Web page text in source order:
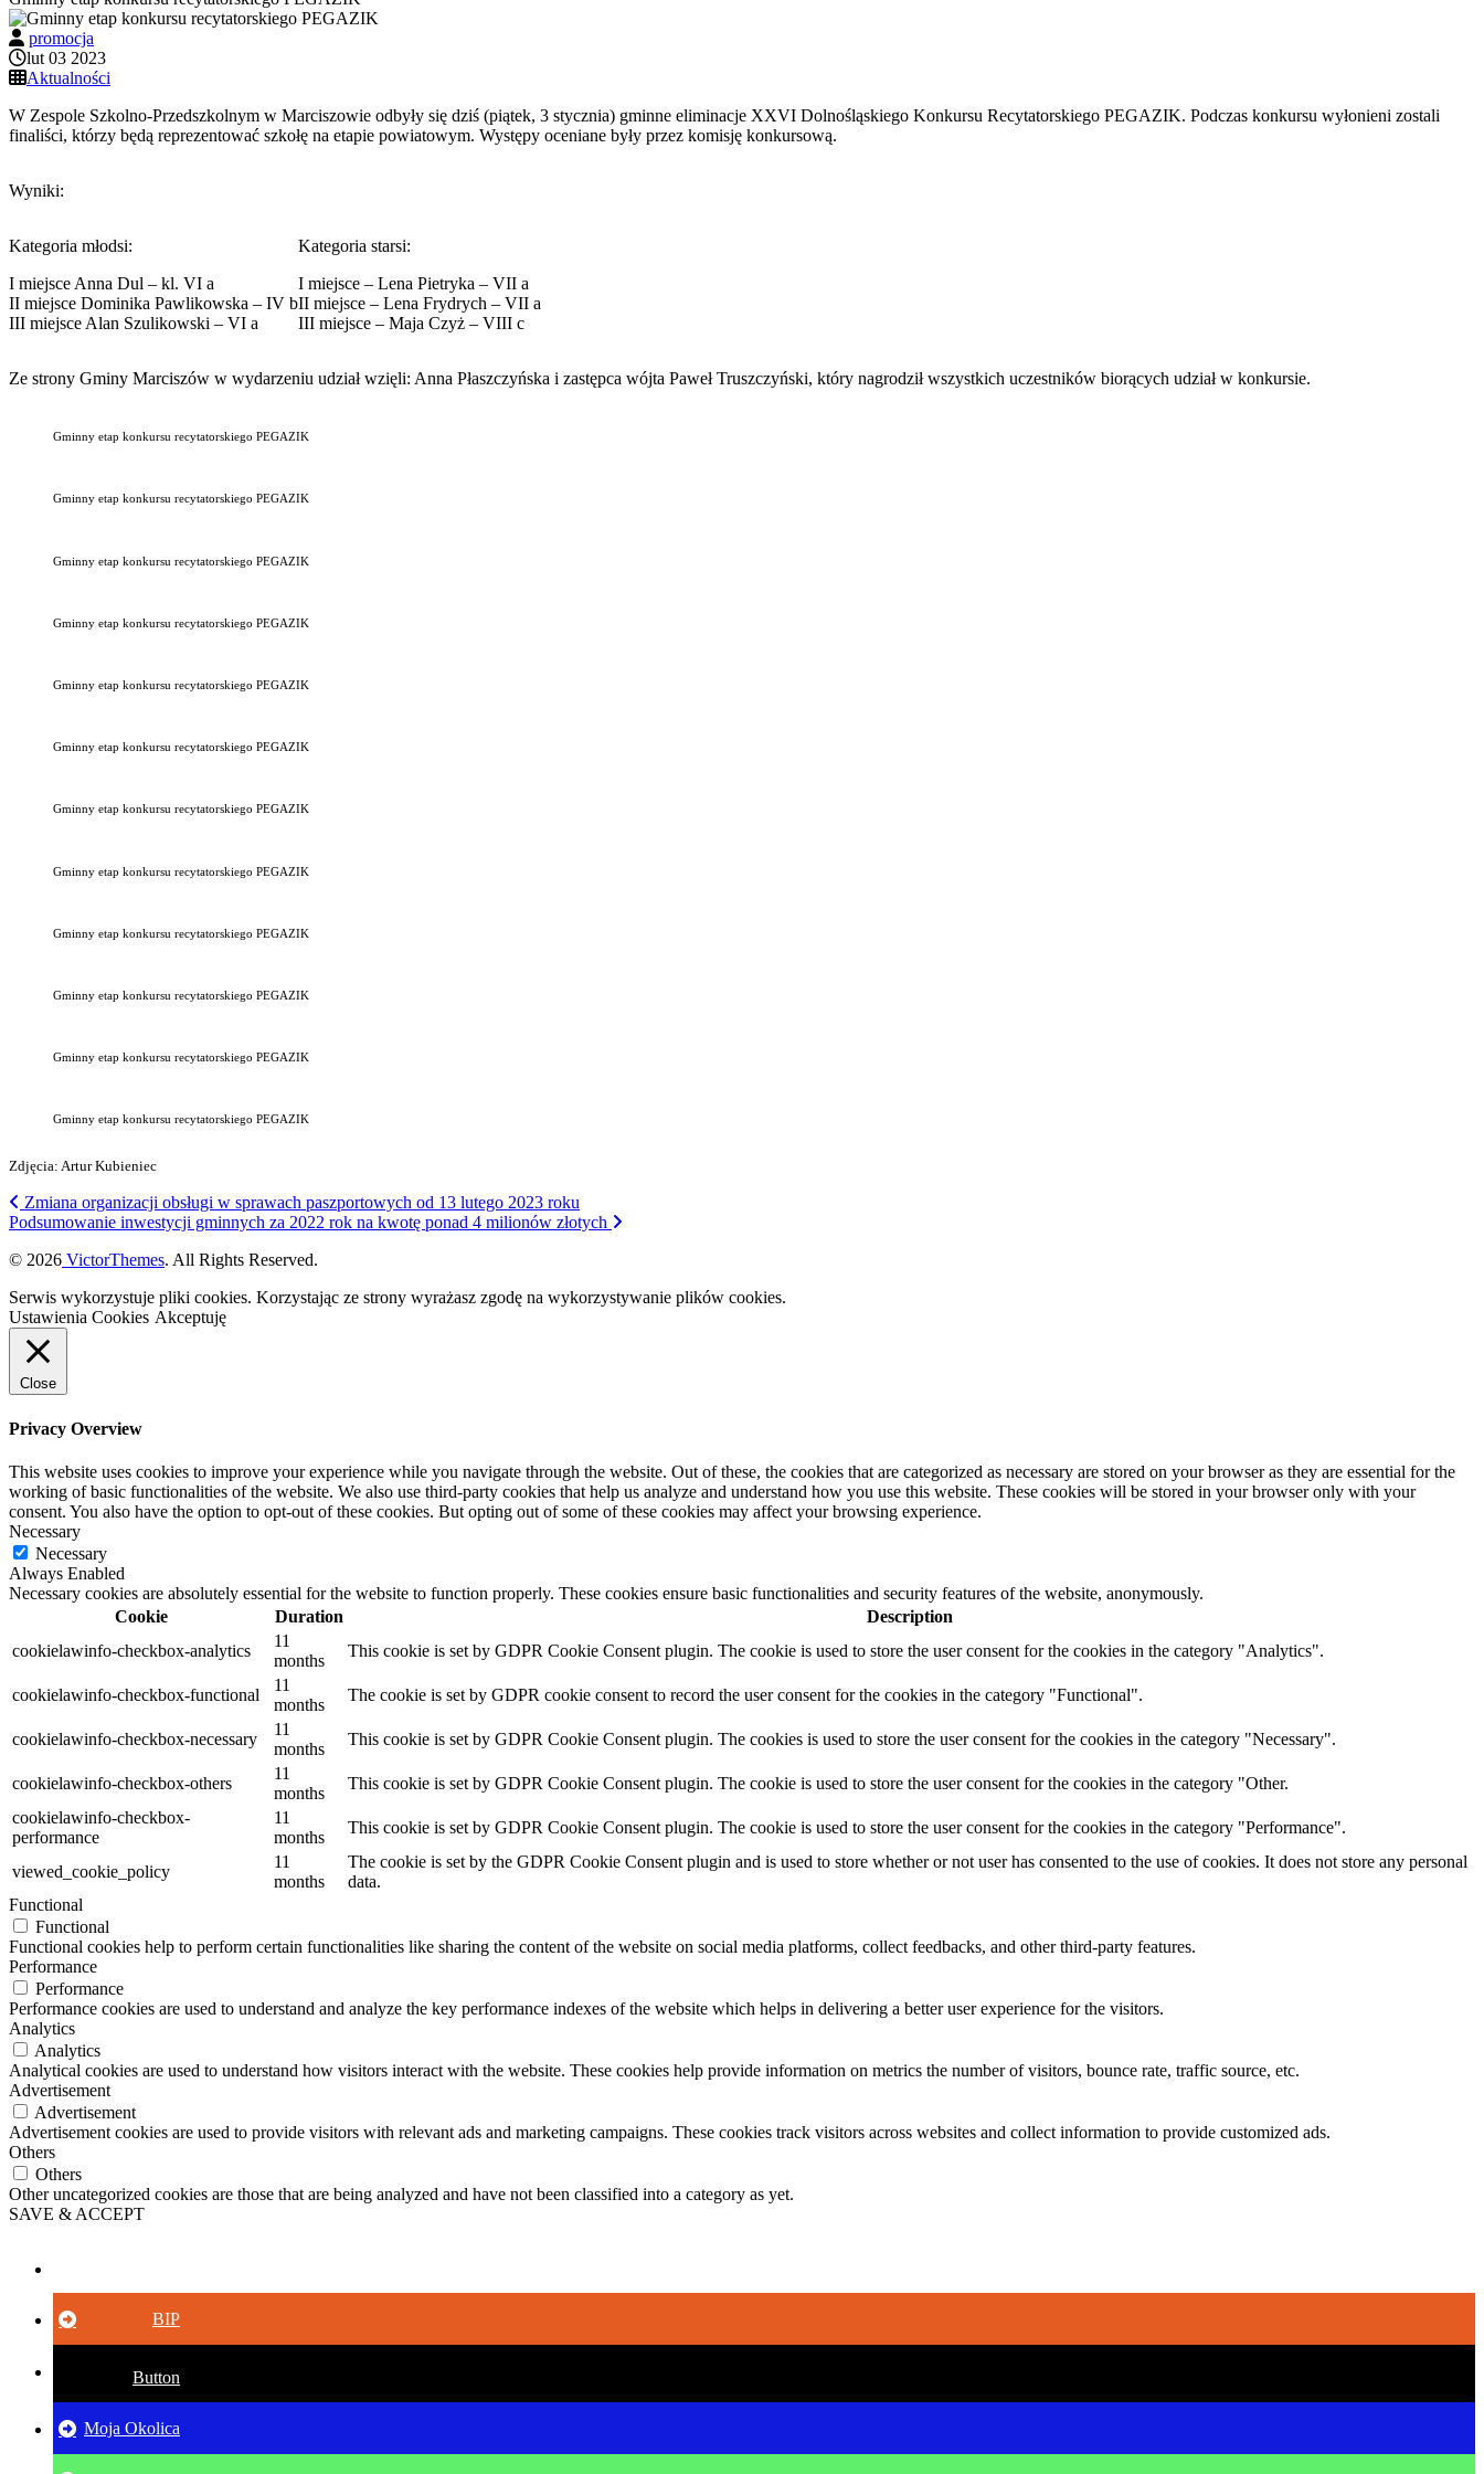
promocja
lut 03 2023
Aktualności
W Zespole Szkolno-Przedszkolnym w Marciszowie odbyły się dziś (piątek, 3 stycznia) gminne eliminacje XXVI Dolnośląskiego Konkursu Recytatorskiego PEGAZIK. Podczas konkursu wyłonieni zostali
finaliści, którzy będą reprezentować szkołę na etapie powiatowym. Występy oceniane były przez komisję konkursową.
Wyniki:
Kategoria młodsi:
I miejsce Anna Dul – kl. VI a
II miejsce Dominika Pawlikowska – IV b
III miejsce Alan Szulikowski – VI a
Kategoria starsi:
I miejsce – Lena Pietryka – VII a
II miejsce – Lena Frydrych – VII a
III miejsce – Maja Czyż – VIII c
Ze strony Gminy Marciszów w wydarzeniu udział wzięli: Anna Płaszczyńska i zastępca wójta Paweł Truszczyński, który nagrodził wszystkich uczestników biorących udział w konkursie.
Gminny etap konkursu recytatorskiego PEGAZIK
Gminny etap konkursu recytatorskiego PEGAZIK
Gminny etap konkursu recytatorskiego PEGAZIK
Gminny etap konkursu recytatorskiego PEGAZIK
Gminny etap konkursu recytatorskiego PEGAZIK
Gminny etap konkursu recytatorskiego PEGAZIK
Gminny etap konkursu recytatorskiego PEGAZIK
Gminny etap konkursu recytatorskiego PEGAZIK
Gminny etap konkursu recytatorskiego PEGAZIK
Gminny etap konkursu recytatorskiego PEGAZIK
Gminny etap konkursu recytatorskiego PEGAZIK
Gminny etap konkursu recytatorskiego PEGAZIK
Zdjęcia: Artur Kubieniec
Zmiana organizacji obsługi w sprawach paszportowych od 13 lutego 2023 roku
Podsumowanie inwestycji gminnych za 2022 rok na kwotę ponad 4 milionów złotych
© 2026 VictorThemes. All Rights Reserved.
Serwis wykorzystuje pliki cookies. Korzystając ze strony wyrażasz zgodę na wykorzystywanie plików cookies.
Ustawienia Cookies Akceptuję
Close
Privacy Overview
This website uses cookies to improve your experience while you navigate through the website. Out of these, the cookies that are categorized as necessary are stored on your browser as they are essential for the
working of basic functionalities of the website. We also use third-party cookies that help us analyze and understand how you use this website. These cookies will be stored in your browser only with your
consent. You also have the option to opt-out of these cookies. But opting out of some of these cookies may affect your browsing experience.
Necessary
Necessary
Always Enabled
Necessary cookies are absolutely essential for the website to function properly. These cookies ensure basic functionalities and security features of the website, anonymously.
Cookie
Duration
Description
cookielawinfo-checkbox-analytics
11
months
This cookie is set by GDPR Cookie Consent plugin. The cookie is used to store the user consent for the cookies in the category "Analytics".
cookielawinfo-checkbox-functional
11
months
The cookie is set by GDPR cookie consent to record the user consent for the cookies in the category "Functional".
cookielawinfo-checkbox-necessary
11
months
This cookie is set by GDPR Cookie Consent plugin. The cookies is used to store the user consent for the cookies in the category "Necessary".
cookielawinfo-checkbox-others
11
months
This cookie is set by GDPR Cookie Consent plugin. The cookie is used to store the user consent for the cookies in the category "Other.
cookielawinfo-checkbox-
performance
11
months
This cookie is set by GDPR Cookie Consent plugin. The cookie is used to store the user consent for the cookies in the category "Performance".
viewed_cookie_policy
11
months
The cookie is set by the GDPR Cookie Consent plugin and is used to store whether or not user has consented to the use of cookies. It does not store any personal
data.
Functional
Functional
Functional cookies help to perform certain functionalities like sharing the content of the website on social media platforms, collect feedbacks, and other third-party features.
Performance
Performance
Performance cookies are used to understand and analyze the key performance indexes of the website which helps in delivering a better user experience for the visitors.
Analytics
Analytics
Analytical cookies are used to understand how visitors interact with the website. These cookies help provide information on metrics the number of visitors, bounce rate, traffic source, etc.
Advertisement
Advertisement
Advertisement cookies are used to provide visitors with relevant ads and marketing campaigns. These cookies track visitors across websites and collect information to provide customized ads.
Others
Others
Other uncategorized cookies are those that are being analyzed and have not been classified into a category as yet.
SAVE & ACCEPT
BIP
Button
Moja Okolica